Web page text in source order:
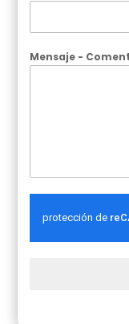
Mensaje -